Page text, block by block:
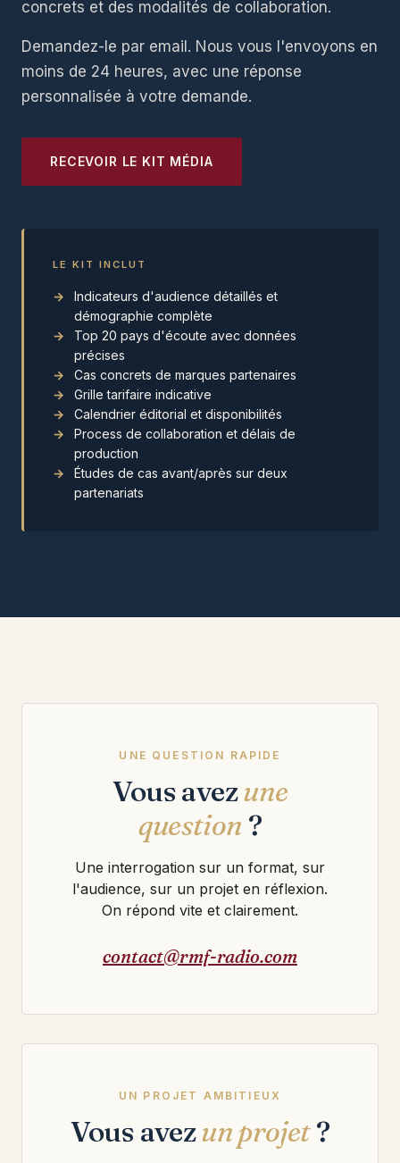
concrets et des modalités de collaboration.
Demandez-le par email. Nous vous l'envoyons en
moins de 24 heures, avec une réponse
personnalisée à votre demande.
RECEVOIR LE KIT MÉDIA
LE KIT INCLUT
Indicateurs d'audience détaillés et
démographie complète
Top 20 pays d'écoute avec données
précises
Cas concrets de marques partenaires
Grille tarifaire indicative
Calendrier éditorial et disponibilités
Process de collaboration et délais de
production
Études de cas avant/après sur deux
partenariats
UNE QUESTION RAPIDE
Vous avezune
question ?
Une interrogation sur un format, sur
l'audience, sur un projet en réflexion.
On répond vite et clairement.
contact@rmf-radio.com
UN PROJET AMBITIEUX
Vous avezun projet?